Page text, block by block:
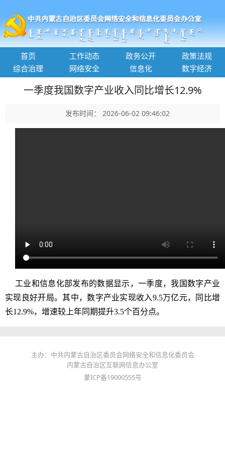
首页 工作动态 政务公开
政策法规
综合治理
网络安全 信息化 数字经济
一季度我国数字产业收入同比增长12.9%
发布时间： 2026-06-02 09:46:02
工业和信息化部发布的数据显示，一季度，我国数字产业
实现良好开局。其中，数字产业实现收入9.5万亿元，同比增
长12.9%，增速较上年同期提升3.5个百分点。
主办：中共内蒙古自治区委员会网络安全和信息化委员会
内蒙古自治区互联网信息办公室
蒙ICP备19000555号